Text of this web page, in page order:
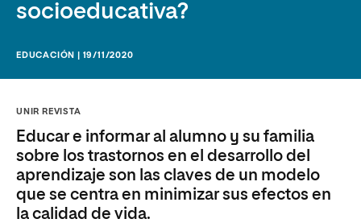
socioeducativa?
EDUCACIÓN | 19/11/2020
UNIR REVISTA
Educar e informar al alumno y su familia
sobre los trastornos en el desarrollo del
aprendizaje son las claves de un modelo
que se centra en minimizar sus efectos en
la calidad de vida.